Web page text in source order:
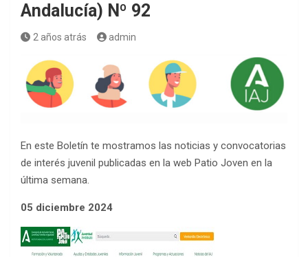
Andalucía) Nº 92
2 años atrás admin
En este Boletín te mostramos las noticias y convocatorias
de interés juvenil publicadas en la web Patio Joven en la
última semana.
05 diciembre 2024